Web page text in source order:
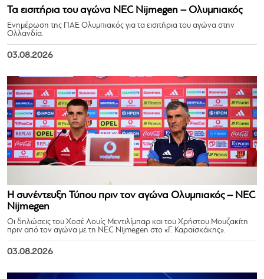
Τα εισιτήρια του αγώνα NEC Nijmegen – Ολυμπιακός
Ενημέρωση της ΠΑΕ Ολυμπιακός για τα εισιτήρια του αγώνα στην
Ολλανδία.
03.08.2026
Η συνέντευξη Τύπου πριν τον αγώνα Ολυμπιακός – NEC
Nijmegen
Οι δηλώσεις του Χοσέ Λουίς Μεντιλίμπαρ και του Χρήστου Μουζακίτη
πριν από τον αγώνα με τη NEC Nijmegen στο «Γ. Καραϊσκάκης».
03.08.2026